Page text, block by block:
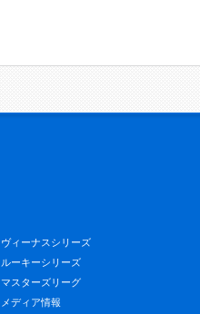
ヴィーナスシリーズ
ルーキーシリーズ
マスターズリーグ
メディア情報